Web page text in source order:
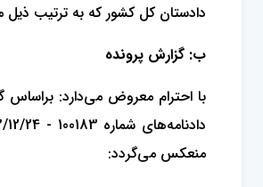
دادستان کل کشور که به ترتیب ذیل منعکس
ب: گزارش پرونده
دادنامه‌های شماره 100183 - 1393/12/24 و 1242- 1393/11/13 با استنباط از
منعکس می‌گردد: